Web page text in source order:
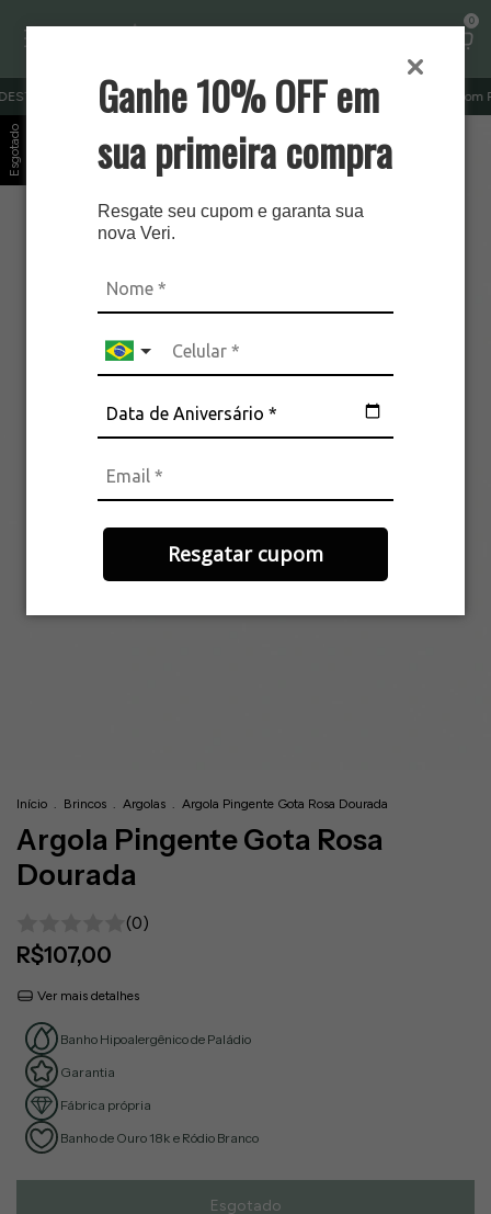
Ganhe 10% OFF em
sua primeira compra
Resgate seu cupom e garanta sua
nova Veri.
Resgatar cupom
0
FRETE GRÁTIS ACIMA DE R$ 379 | OUTRAS REGIÕES R$ 499 cupom
Esgotado
Início . Brincos . Argolas . Argola Pingente Gota Rosa Dourada
Argola Pingente Gota Rosa
Dourada
(0)
R$107,00
Ver mais detalhes
Banho Hipoalergênicode Paládio
Garantia
Fábrica própria
Banho de Ouro 18k e Ródio Branco